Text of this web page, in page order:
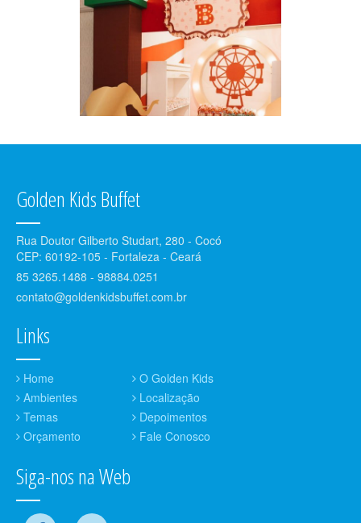
Golden Kids Buffet
Rua Doutor Gilberto Studart, 280 - Cocó
CEP: 60192-105 - Fortaleza - Ceará
85 3265.1488 - 98884.0251
contato@goldenkidsbuffet.com.br
Links
Home
O Golden Kids
Ambientes
Localização
Temas
Depoimentos
Orçamento
Fale Conosco
Siga-nos na Web